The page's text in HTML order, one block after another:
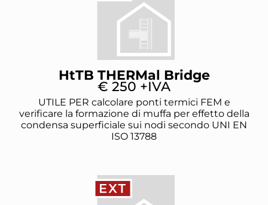
HtTB THERMal Bridge
€ 250 +IVA
UTILE PER calcolare ponti termici FEM e
verificare la formazione di muffa per effetto della
condensa superficiale sui nodi secondo UNI EN
ISO 13788